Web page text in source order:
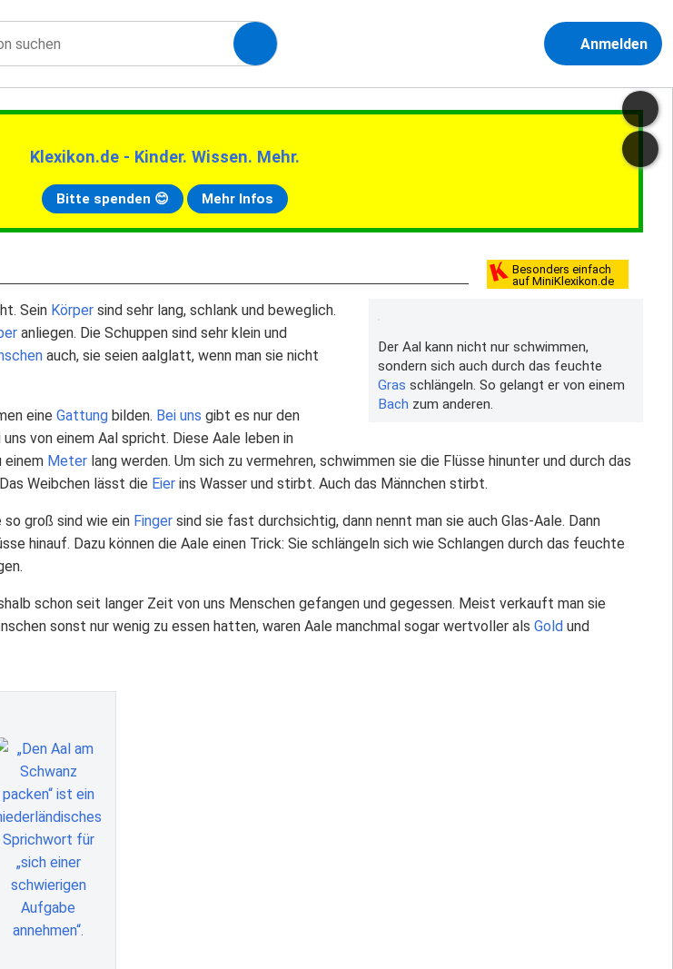
Anmelden
Klexikon.de - Kinder. Wissen. Mehr.
Bitte spenden 😊 Mehr Infos
Besonders einfach
auf MiniKlexikon.de
Der Aal kann nicht nur schwimmen,
sondern sich auch durch das feuchte
Gras schlängeln. So gelangt er von einem
Bach zum anderen.
Sein Körper sind sehr lang, schlank und beweglich.
anliegen. Die Schuppen sind sehr klein und
auch, sie seien aalglatt, wenn man sie nicht
eine Gattung bilden. Bei uns gibt es nur den
von einem Aal spricht. Diese Aale leben in
einem Meter lang werden. Um sich zu vermehren, schwimmen sie die Flüsse hinunter und durch das
Weibchen lässt die Eier ins Wasser und stirbt. Auch das Männchen stirbt.
groß sind wie ein Finger sind sie fast durchsichtig, dann nennt man sie auch Glas-Aale. Dann
hinauf. Dazu können die Aale einen Trick: Sie schlängeln sich wie Schlangen durch das feuchte
schon seit langer Zeit von uns Menschen gefangen und gegessen. Meist verkauft man sie
sonst nur wenig zu essen hatten, waren Aale manchmal sogar wertvoller als Gold und